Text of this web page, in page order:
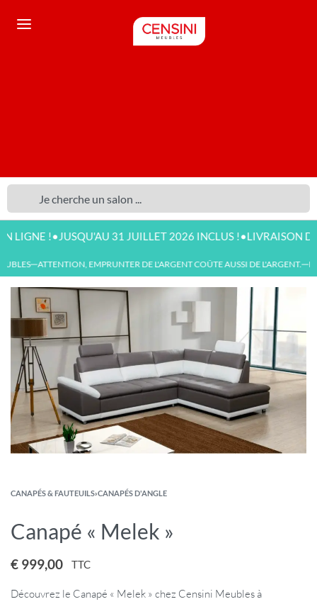
!•JUSQU'AU 31 JUILLET 2026 INCLUS !•LIVRAISON
—ATTENTION, EMPRUNTER DE L'ARGENT COÛTE AUSSI DE L'ARGENT.—
CANAPÉS & FAUTEUILS›CANAPÉS D'ANGLE
Canapé « Melek »
€ 999,00 TTC
Découvrez le Canapé « Melek » chez Censini Meubles à